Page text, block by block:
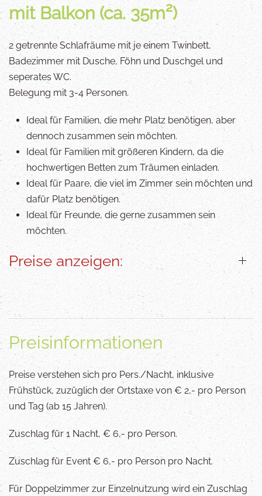
mit Balkon (ca. 35m²)
2 getrennte Schlafräume mit je einem Twinbett,
Badezimmer mit Dusche, Föhn und Duschgel und
seperates WC.
Belegung mit 3-4 Personen.
Ideal für Familien, die mehr Platz benötigen, aber
dennoch zusammen sein möchten.
Ideal für Familien mit größeren Kindern, da die
hochwertigen Betten zum Träumen einladen.
Ideal für Paare, die viel im Zimmer sein möchten und
dafür Platz benötigen.
Ideal für Freunde, die gerne zusammen sein
möchten.
Preise anzeigen:
Preisinformationen
Preise verstehen sich pro Pers./Nacht, inklusive
Frühstück, zuzüglich der Ortstaxe von € 2,- pro Person
und Tag (ab 15 Jahren).
Zuschlag für 1 Nacht, € 6,- pro Person.
Zuschlag für Event € 6,- pro Person pro Nacht.
Für Doppelzimmer zur Einzelnutzung wird ein Zuschlag